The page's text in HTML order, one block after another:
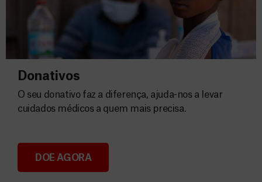
Donativos
Donativos
O seu donativo faz a diferença, ajuda-nos a levar
cuidados médicos a quem mais precisa.
DOE AGORA